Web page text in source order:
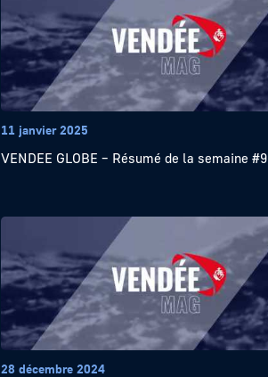
11 janvier 2025
VENDEE GLOBE – Résumé de la semaine #9
28 décembre 2024